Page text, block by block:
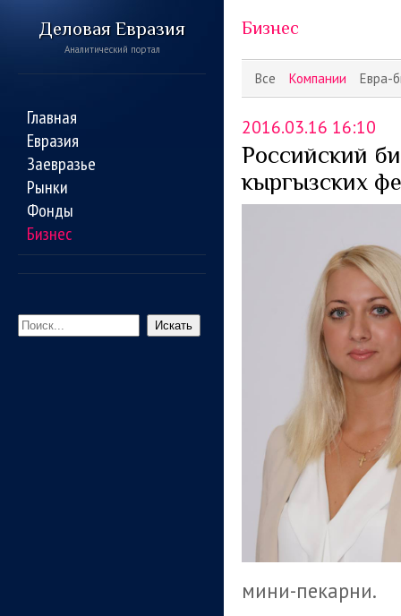
Деловая Евразия
Аналитический портал
Главная
Евразия
Заевразье
Рынки
Фонды
Бизнес
Искать
Все Компании Евра-
Бизнес
2016.03.16 16:10
Российский
кыргызских
мини-пекарни.